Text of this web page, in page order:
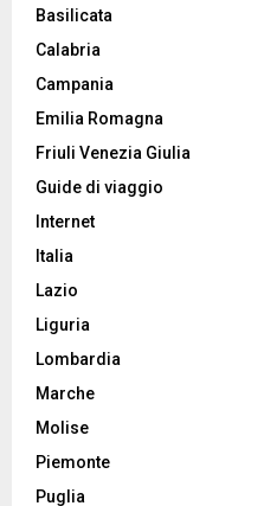
Basilicata
Calabria
Campania
Emilia Romagna
Friuli Venezia Giulia
Guide di viaggio
Internet
Italia
Lazio
Liguria
Lombardia
Marche
Molise
Piemonte
Puglia